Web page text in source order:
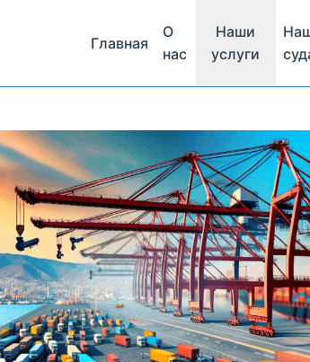
Главная
О
нас
Наши
услуги